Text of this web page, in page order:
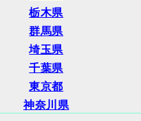
栃木県
群馬県
埼玉県
千葉県
東京都
神奈川県